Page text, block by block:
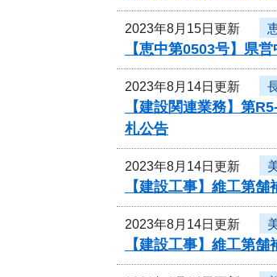
2023年8月15日更新
【恵中第0503号】県
2023年8月14日更新
【建設関連業務】第
札公告
2023年8月14日更新
【建設工事】維工第
2023年8月14日更新
【建設工事】維工第